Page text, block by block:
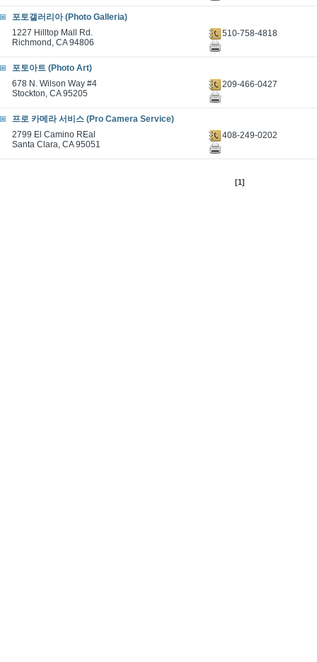
포토갤러리아 (Photo Galleria)
1227 Hilltop Mall Rd.
Richmond, CA 94806
510-758-4818
포토아트 (Photo Art)
678 N. Wilson Way #4
Stockton, CA 95205
209-466-0427
프로 카메라 서비스 (Pro Camera Service)
2799 El Camino REal
Santa Clara, CA 95051
408-249-0202
[1]